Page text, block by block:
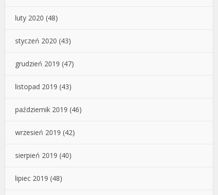
luty 2020 (48)
styczeń 2020 (43)
grudzień 2019 (47)
listopad 2019 (43)
październik 2019 (46)
wrzesień 2019 (42)
sierpień 2019 (40)
lipiec 2019 (48)